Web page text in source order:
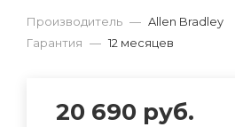
Производитель — Allen Bradley
Гарантия — 12 месяцев
20 690 руб.